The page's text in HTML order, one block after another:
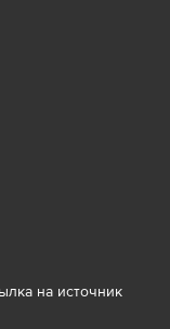
на источник